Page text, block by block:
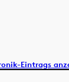
Eintrags